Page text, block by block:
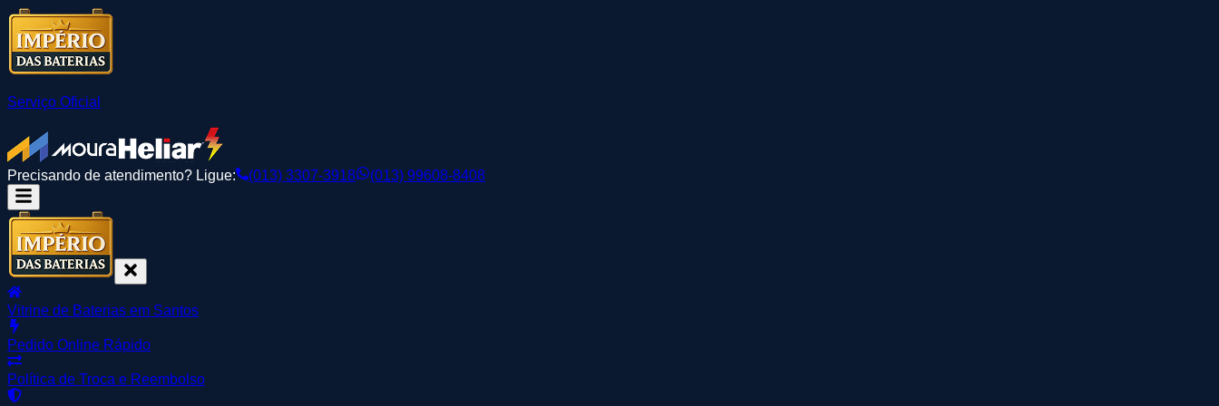
Serviço Oficial
Precisando de atendimento? Ligue: (013) 3307-3918 (013) 99608-8408
Vitrine de Baterias em Santos
Pedido Online Rápido
Política de Troca e Reembolso